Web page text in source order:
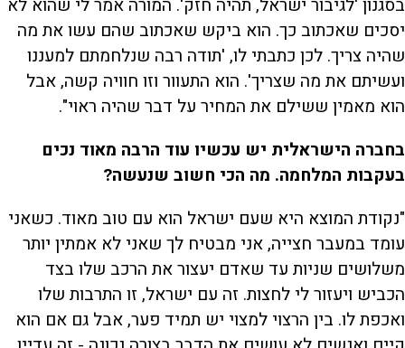
בסגנון 'לגיבור ישראל, תהיה חזק'. המורה אמר לי שהוא לא
יסכים שאכתוב כך. הוא ביקש שאכתוב שהם עשו את מה
שהיה צריך. לכן כתבתי לו, 'תודה רבה שנלחמתם למעננו
ועשיתם את מה שצריך'. הוא התעוור וזו חוויה קשה, אבל
הוא מאמין ששילם את המחיר על דבר שהיה ראוי".
בחברה הישראלית יש עכשיו עוד הרבה מאוד נכים
בעקבות המלחמה. מה הכי חשוב שנעשה?
"נקודת המוצא היא שעם ישראל הוא עם טוב מאוד. כשאני
עומד במעבר חצייה, אני מבטיח לך שאני לא אמתין יותר
משלושים שניות עד שאדם יעצור את הרכב שלו בצד
הכביש ויעזור לי לחצות. זה עם ישראל, זו התרבות שלו
ואכפת לו. בין הרצוי למצוי יש תמיד פער, אבל גם אם הוא